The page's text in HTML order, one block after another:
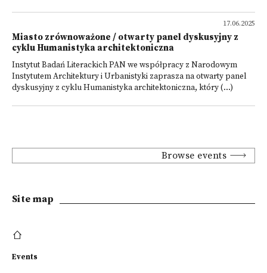
17.06.2025
Miasto zrównoważone / otwarty panel dyskusyjny z
cyklu Humanistyka architektoniczna
Instytut Badań Literackich PAN we współpracy z Narodowym
Instytutem Architektury i Urbanistyki zaprasza na otwarty panel
dyskusyjny z cyklu Humanistyka architektoniczna, który (...)
Browse events
Site map
Events